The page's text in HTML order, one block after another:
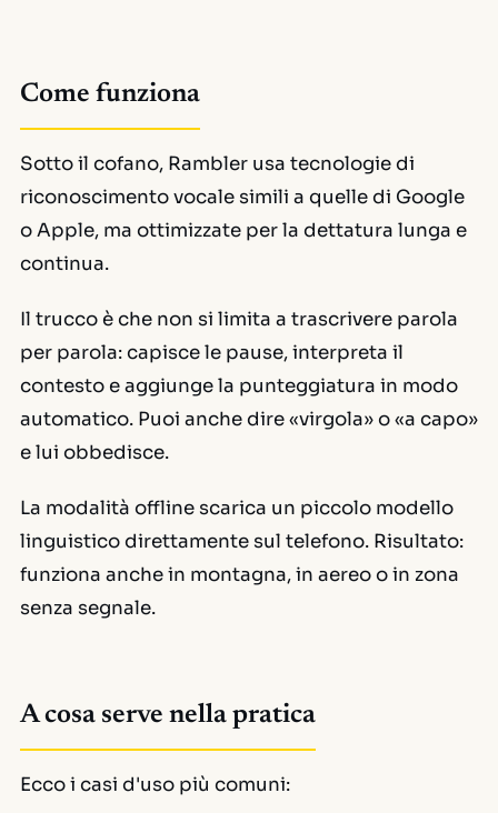
Come funziona
Sotto il cofano, Rambler usa tecnologie di
riconoscimento vocale simili a quelle di Google
o Apple, ma ottimizzate per la dettatura lunga e
continua.
Il trucco è che non si limita a trascrivere parola
per parola: capisce le pause, interpreta il
contesto e aggiunge la punteggiatura in modo
automatico. Puoi anche dire«virgola»o«a capo»
e lui obbedisce.
La modalità offline scarica un piccolo modello
linguistico direttamente sul telefono. Risultato:
funziona anche in montagna, in aereo o in zona
senza segnale.
A cosa serve nella pratica
Ecco i casi d'uso più comuni: